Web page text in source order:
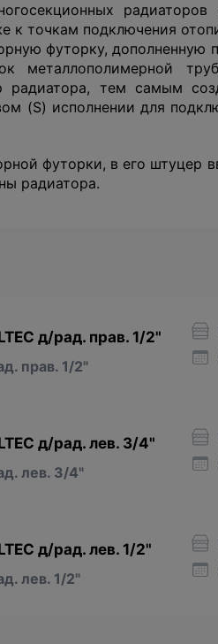
к точкам подключения
футорку, дополненную
металлополимерной
радиатора, тем самым
(S) исполнении для
футорки, в его штуцер
радиатора.
д/рад. прав. 1/2"
прав. 1/2"
д/рад. лев. 3/4"
лев. 3/4"
д/рад. лев. 1/2"
лев. 1/2"